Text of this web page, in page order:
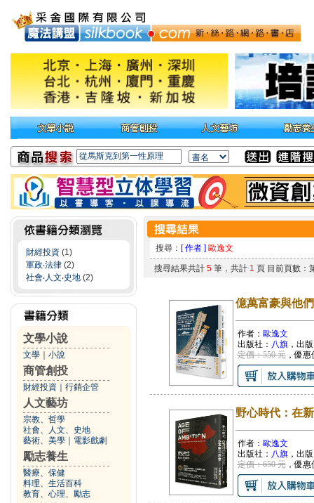
財經投資 (1)
軍政‧法律 (2)
社會‧人文‧史地 (2)
文學小說
文學 小說
商管創投
財經投資 行銷企管
人文藝坊
宗教、哲學
社會、人文、史地
藝術、美學
電影戲劇
勵志養生
醫療、保健
料理、生活百科
教育、心理、勵志
搜尋： [ 作者 ] 歐逸文
搜尋結果共計 5筆，共計 1 頁 目前頁數：
億萬富豪與他
作者： 歐逸文
出版社： 八旗，出
定價：550 元，優惠
野心時代：在
作者： 歐逸文
出版社： 八旗，出
定價：650 元，優惠